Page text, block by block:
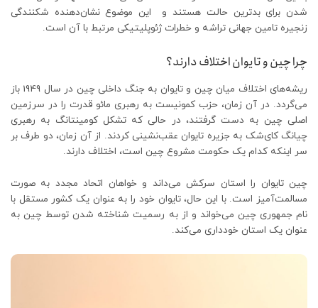
شدن برای بدترین حالت هستند و این موضوع نشان‌دهنده شکنندگی
زنجیره تامین جهانی تراشه و خطرات ژئوپلیتیکی مرتبط با آن است.
چرا چین و تایوان اختلاف دارند؟
ریشه‌های اختلاف میان چین و تایوان به جنگ داخلی چین در سال 1949 باز
می‌گردد. در آن زمان، حزب کمونیست به رهبری مائو قدرت را در سرزمین
اصلی چین به دست گرفتند، در حالی که تشکل کومینتانگ به رهبری
چیانگ کای‌شک به جزیره تایوان عقب‌نشینی کردند. از آن زمان، دو طرف بر
سر اینکه کدام یک حکومت مشروع چین است، اختلاف دارند.
چین تایوان را استان سرکش می‌داند و خواهان اتحاد مجدد به صورت
مسالمت‌آمیز است. با این حال، تایوان خود را به عنوان یک کشور مستقل با
نام جمهوری چین می‌خواند و از به رسمیت شناخته شدن توسط چین به
عنوان یک استان خودداری می‌کند.